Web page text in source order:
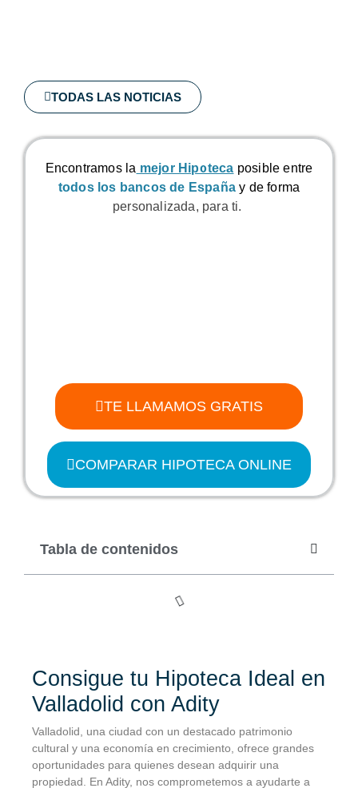
Consigue tu Hipoteca Ideal en
Valladolid con Adity
Valladolid, una ciudad con un destacado patrimonio
cultural y una economía en crecimiento, ofrece grandes
oportunidades para quienes desean adquirir una
propiedad. En Adity, nos comprometemos a ayudarte a
TODAS LAS NOTICIAS
Encontramos la mejor Hipoteca posible entre
todos los bancos de España y de forma
personalizada, para ti.
TE LLAMAMOS GRATIS
COMPARAR HIPOTECA ONLINE
Tabla de contenidos